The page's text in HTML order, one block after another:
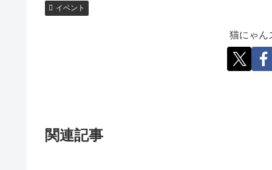
イベント
猫にゃん
関連記事